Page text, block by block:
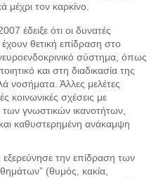
μέχρι τον καρκίνο.
έδειξε ότι οι δυνατές
έχουν θετική επίδραση στο
σύστημα, όπως
και στη διαδικασία της
νοσήματα. Άλλες μελέτες
κοινωνικές σχέσεις με
γνωστικών ικανοτήτων,
καθυστερημένη ανάκαμψη
εξερεύνησε την επίδραση των
(θυμός, κακία,